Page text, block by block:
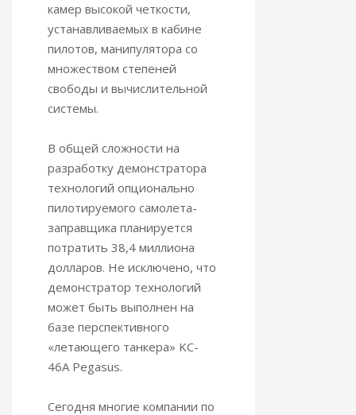
камер высокой четкости,
устанавливаемых в кабине
пилотов, манипулятора со
множеством степеней
свободы и вычислительной
системы.
В общей сложности на
разработку демонстратора
технологий опционально
пилотируемого самолета-
заправщика планируется
потратить 38,4 миллиона
долларов. Не исключено, что
демонстратор технологий
может быть выполнен на
базе перспективного
«летающего танкера» KC-
46A Pegasus.
Сегодня многие компании по